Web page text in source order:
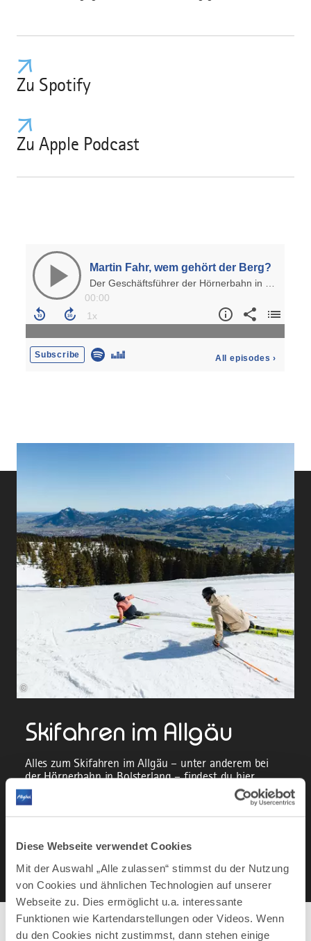
Diese Webseite verwendet Cookies
Mit der Auswahl „Alle zulassen“ stimmst du der Nutzung
von Cookies und ähnlichen Technologien auf unserer
Webseite zu. Dies ermöglicht u.a. interessante
Funktionen wie Kartendarstellungen oder Videos. Wenn
du den Cookies nicht zustimmst, dann stehen einige
Zu Spotify
Zu Apple Podcast
©
Skifahren im Allgäu
Alles zum Skifahren im Allgäu – unter anderem bei
der Hörnerbahn in Bolsterlang – findest du hier.